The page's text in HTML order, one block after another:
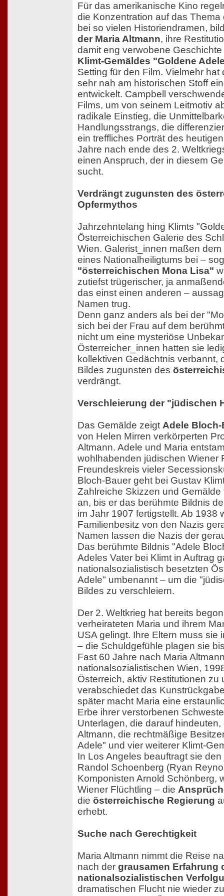
Für das amerikanische Kino
die Konzentration auf das Thema
bei so vielen Historiendramen,
der Maria Altmann, ihre
damit eng verwobene
Klimt-Gemäldes "Goldene
Setting für den Film. Vielmehr
sehr nah am historischen Stoff
entwickelt. Campbell
Films, um von seinem Leitmotiv
radikale Einstieg, die
Handlungsstrangs, die
ein treffliches Porträt des
Jahre nach ende des 2.
einen Anspruch, der in diesem
sucht.
Verdrängt zugunsten des
Opfermythos
Jahrzehntelang hing Klimts
Österreichischen Galerie des
Wien. Galerist_innen maßen
eines Nationalheiligtums bei –
"österreichischen Mona Lisa"
zutiefst trügerischer, ja
das einst einen anderen –
Namen trug.
Denn ganz anders als bei der
sich bei der Frau auf dem
nicht um eine mysteriöse
Österreicher_innen hatten sie
kollektiven Gedächtnis verbannt,
Bildes zugunsten des
verdrängt.
Verschleierung der "jüdischen
Das Gemälde zeigt Adele Bloch-
von Helen Mirren verkörperten
Altmann. Adele und Maria
wohlhabenden jüdischen Wiener
Freundeskreis vieler
Bloch-Bauer geht bei Gustav
Zahlreiche Skizzen und Gemälde
an, bis er das berühmte Bildnis
im Jahr 1907 fertigstellt. Ab 1938
Familienbesitz von den Nazis
Namen lassen die Nazis der
Das berühmte Bildnis "Adele
Adeles Vater bei Klimt in Auftrag
nationalsozialistisch besetzten
Adele" umbenannt – um die
Bildes zu verschleiern.
Der 2. Weltkrieg hat bereits
verheirateten Maria und ihrem
USA gelingt. Ihre Eltern muss sie
– die Schuldgefühle plagen sie
Fast 60 Jahre nach Maria
nationalsozialistischen Wien,
Österreich, aktiv Restitutionen zu
verabschiedet das
später macht Maria eine
Erbe ihrer verstorbenen
Unterlagen, die darauf
Altmann, die rechtmäßige
Adele" und vier weiterer Klimt-
In Los Angeles beauftragt sie
Randol Schoenberg (Ryan
Komponisten Arnold Schönberg,
Wiener Flüchtling – die
die österreichische Regierung
erhebt.
Suche nach Gerechtigkeit
Maria Altmann nimmt die Reise
nach der grausamen Erfahrung
nationalsozialistischen
dramatischen Flucht nie wieder